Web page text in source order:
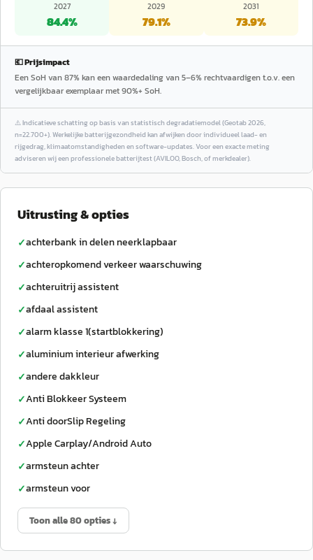
2027
84.4%
2029
79.1%
2031
73.9%
💶 Prijsimpact
Een SoH van 87% kan een waardedaling van 5–6% rechtvaardigen t.o.v. een
vergelijkbaar exemplaar met 90%+ SoH.
⚠️Indicatieve schatting op basis van statistisch degradatiemodel (Geotab 2026,
n=22.700+). Werkelijke batterijgezondheid kan afwijken door individueel laad- en
rijgedrag, klimaatomstandigheden en software-updates. Voor een exacte meting
adviseren wij een professionele batterijtest (AVILOO, Bosch, of merkdealer).
Uitrusting & opties
✓achterbank in delen neerklapbaar
✓achteropkomend verkeer waarschuwing
✓achteruitrij assistent
✓afdaal assistent
✓alarm klasse 1(startblokkering)
✓aluminium interieur afwerking
✓andere dakkleur
✓Anti Blokkeer Systeem
✓Anti doorSlip Regeling
✓Apple Carplay/Android Auto
✓armsteun achter
✓armsteun voor
Toon alle 80 opties ↓